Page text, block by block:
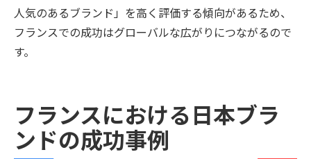
人気のあるブランド」を高く評価する傾向があるため、
フランスでの成功はグローバルな広がりにつながるので
す。
フランスにおける日本ブラ
ンドの成功事例